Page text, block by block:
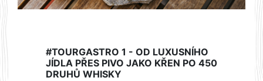
#TOURGASTRO 1 - OD LUXUSNÍHO
JÍDLA PŘES PIVO JAKO KŘEN PO 450
DRUHŮ WHISKY